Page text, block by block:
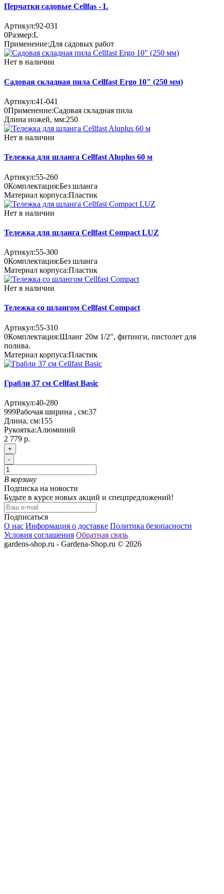
Перчатки садовые Cellfas - L
Артикул:92-031
0Размер:L
Применение:Для садовых работ
Нет в наличии
Садовая складная пила Cellfast Ergo 10" (250 мм)
Артикул:41-041
0Применение:Садовая складная пила
Длина ножей, мм:250
Нет в наличии
Тележка для шланга Cellfast Aluplus 60 м
Артикул:55-260
0Комплектация:Без шланга
Материал корпуса:Пластик
Нет в наличии
Тележка для шланга Cellfast Compact LUZ
Артикул:55-300
0Комплектация:Без шланга
Материал корпуса:Пластик
Нет в наличии
Тележка со шлангом Cellfast Compact
Артикул:55-310
0Комплектация:Шланг 20м 1/2", фитинги, пистолет для
полива.
Материал корпуса:Пластик
Грабли 37 см Cellfast Basic
Артикул:40-280
999Рабочая ширина , см:37
Длина, см:155
Рукоятка:Алюминий
2 779 р.
+
-
В корзину
Подписка на новости
Будьте в курсе новых акций и спецпредложений!
Подписаться
О нас Информация о доставке Политика безопасности
Условия соглашения Обратная связь
gardens-shop.ru - Gardena-Shop.ru © 2026